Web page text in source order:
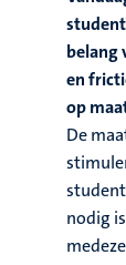
belang
en
op
De
nodig